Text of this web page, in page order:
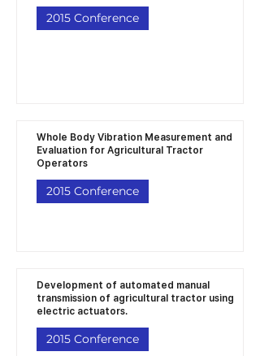
2015 Conference
Whole Body Vibration Measurement and
Evaluation for Agricultural Tractor
Operators
2015 Conference
Development of automated manual
transmission of agricultural tractor using
electric actuators.
2015 Conference